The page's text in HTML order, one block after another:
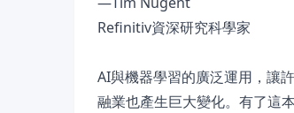
Refinitiv資深研究科學家
AI與機器學習的廣泛運用，讓
融業也產生巨大變化。有了這